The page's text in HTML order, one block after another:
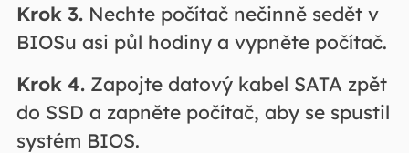
Krok 3.Nechte počítač nečinně sedět v
BIOSu asi půl hodiny a vypněte počítač.
Krok 4.Zapojte datový kabel SATA zpět
do SSD a zapněte počítač, aby se spustil
systém BIOS.